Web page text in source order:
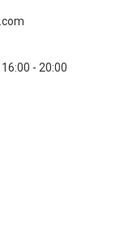
- 20:00